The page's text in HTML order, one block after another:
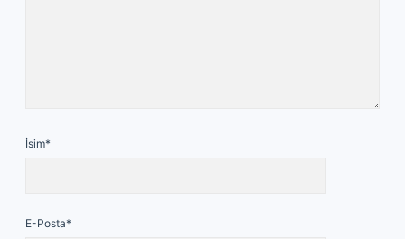
İsim*
E-Posta*